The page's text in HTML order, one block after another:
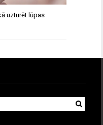
uzturēt lūpas